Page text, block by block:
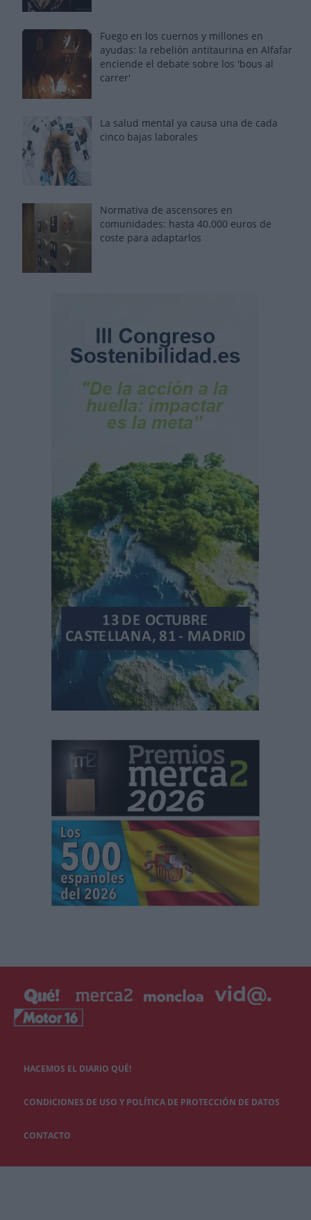
Fuego en los cuernos y millones en
ayudas: la rebelión antitaurina en Alfafar
enciende el debate sobre los 'bous al
carrer'
La salud mental ya causa una de cada
cinco bajas laborales
Normativa de ascensores en
comunidades: hasta 40.000 euros de
coste para adaptarlos
HACEMOS EL DIARIO QUÉ!
CONDICIONES DE USO Y POLÍTICA DE PROTECCIÓN DE DATOS
CONTACTO